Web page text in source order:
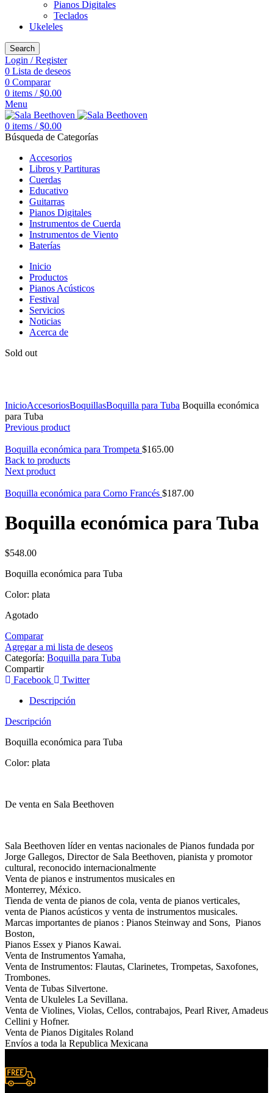
Pianos Digitales
Teclados
Ukeleles
Search
Login / Register
0 Lista de deseos
0 Comparar
0 items / $0.00
Menu
0 items / $0.00
Búsqueda de Categorías
Accesorios
Libros y Partituras
Cuerdas
Educativo
Guitarras
Pianos Digitales
Instrumentos de Cuerda
Instrumentos de Viento
Baterías
Inicio
Productos
Pianos Acústicos
Festival
Servicios
Noticias
Acerca de
Sold out
InicioAccesoriosBoquillasBoquilla para Tuba Boquilla económica
para Tuba
Previous product
Boquilla económica para Trompeta $165.00
Back to products
Next product
Boquilla económica para Corno Francés $187.00
Boquilla económica para Tuba
$548.00
Boquilla económica para Tuba
Color: plata
Agotado
Comparar
Agregar a mi lista de deseos
Categoría: Boquilla para Tuba
Compartir
Facebook
Twitter
Descripción
Descripción
Boquilla económica para Tuba
Color: plata
De venta en Sala Beethoven
Sala Beethoven líder en ventas nacionales de Pianos fundada por
Jorge Gallegos, Director de Sala Beethoven, pianista y promotor
cultural, reconocido internacionalmente
Venta de pianos e instrumentos musicales en
Monterrey, México.
Tienda de venta de pianos de cola, venta de pianos verticales,
venta de Pianos acústicos y venta de instrumentos musicales.
Marcas importantes de pianos : Pianos Steinway and Sons, Pianos
Boston,
Pianos Essex y Pianos Kawai.
Venta de Instrumentos Yamaha,
Venta de Instrumentos: Flautas, Clarinetes, Trompetas, Saxofones,
Trombones.
Venta de Tubas Silvertone.
Venta de Ukuleles La Sevillana.
Venta de Violines, Violas, Cellos, contrabajos, Pearl River, Amadeus
Cellini y Hofner.
Venta de Pianos Digitales Roland
Envíos a toda la Republica Mexicana